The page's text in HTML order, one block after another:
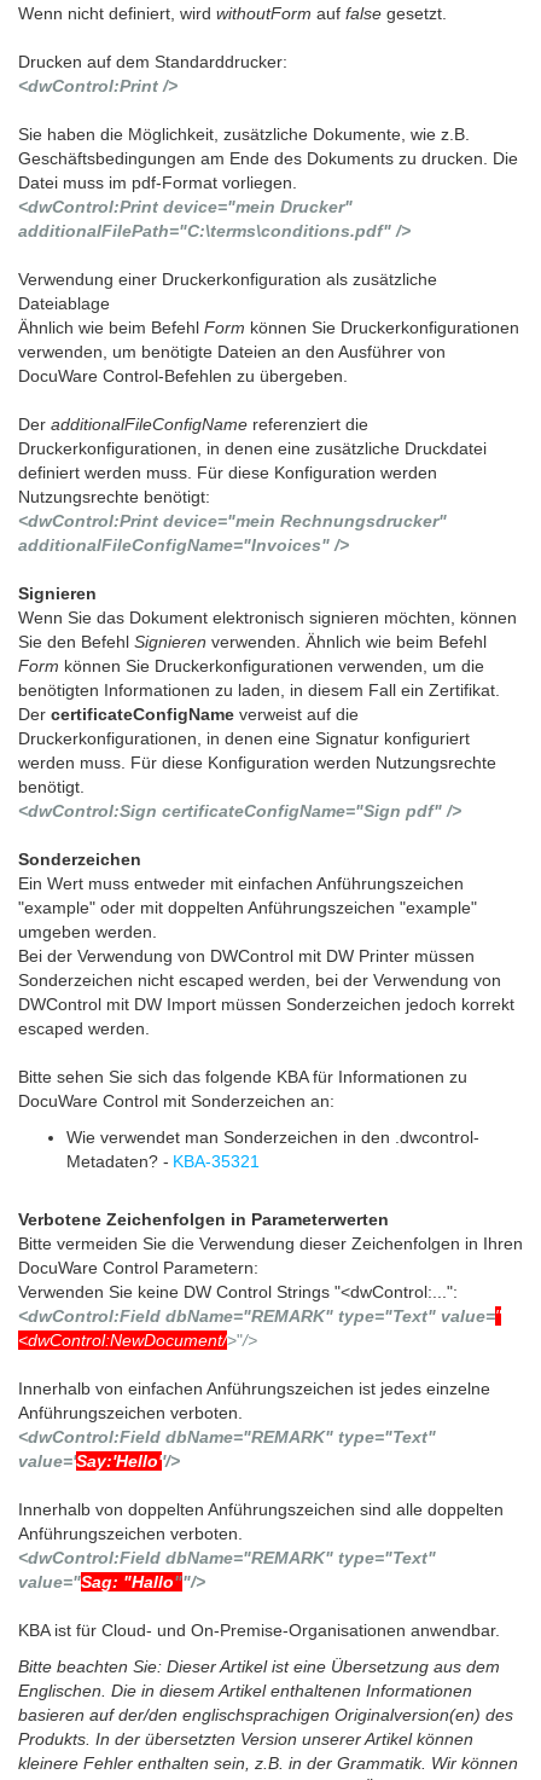
Wenn nicht definiert, wird withoutForm auf false gesetzt.
Drucken auf dem Standarddrucker:
<dwControl:Print />
Sie haben die Möglichkeit, zusätzliche Dokumente, wie z.B.
Geschäftsbedingungen am Ende des Dokuments zu drucken. Die
Datei muss im pdf-Format vorliegen.
<dwControl:Print device="mein Drucker"
additionalFilePath="C:\terms\conditions.pdf" />
Verwendung einer Druckerkonfiguration als zusätzliche
Dateiablage
Ähnlich wie beim Befehl Form können Sie Druckerkonfigurationen
verwenden, um benötigte Dateien an den Ausführer von
DocuWare Control-Befehlen zu übergeben.
Der additionalFileConfigName referenziert die
Druckerkonfigurationen, in denen eine zusätzliche Druckdatei
definiert werden muss. Für diese Konfiguration werden
Nutzungsrechte benötigt:
<dwControl:Print device="mein Rechnungsdrucker"
additionalFileConfigName="Invoices" />
Signieren
Wenn Sie das Dokument elektronisch signieren möchten, können
Sie den Befehl Signieren verwenden. Ähnlich wie beim Befehl
Form können Sie Druckerkonfigurationen verwenden, um die
benötigten Informationen zu laden, in diesem Fall ein Zertifikat.
Der certificateConfigName verweist auf die
Druckerkonfigurationen, in denen eine Signatur konfiguriert
werden muss. Für diese Konfiguration werden Nutzungsrechte
benötigt.
<dwControl:Sign certificateConfigName="Sign pdf" />
Sonderzeichen
Ein Wert muss entweder mit einfachen Anführungszeichen
"example" oder mit doppelten Anführungszeichen "example"
umgeben werden.
Bei der Verwendung von DWControl mit DW Printer müssen
Sonderzeichen nicht escaped werden, bei der Verwendung von
DWControl mit DW Import müssen Sonderzeichen jedoch korrekt
escaped werden.
Bitte sehen Sie sich das folgende KBA für Informationen zu
DocuWare Control mit Sonderzeichen an:
Wie verwendet man Sonderzeichen in den .dwcontrol-
Metadaten? - KBA-35321
Verbotene Zeichenfolgen in Parameterwerten
Bitte vermeiden Sie die Verwendung dieser Zeichenfolgen in Ihren
DocuWare Control Parametern:
Verwenden Sie keine DW Control Strings "<dwControl:...":
<dwControl:Field dbName="REMARK" type="Text" value="
<dwControl:NewDocument/>"/>
Innerhalb von einfachen Anführungszeichen ist jedes einzelne
Anführungszeichen verboten.
<dwControl:Field dbName="REMARK" type="Text"
value='Say:'Hello''/>
Innerhalb von doppelten Anführungszeichen sind alle doppelten
Anführungszeichen verboten.
<dwControl:Field dbName="REMARK" type="Text"
value="Sag: "Hallo""/>
KBA ist für Cloud- und On-Premise-Organisationen anwendbar.
Bitte beachten Sie: Dieser Artikel ist eine Übersetzung aus dem
Englischen. Die in diesem Artikel enthaltenen Informationen
basieren auf der/den englischsprachigen Originalversion(en) des
Produkts. In der übersetzten Version unserer Artikel können
kleinere Fehler enthalten sein, z.B. in der Grammatik. Wir können